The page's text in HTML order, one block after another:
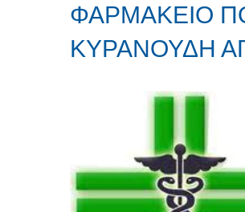
ΦΑΡΜΑΚΕΙΟ
ΚΥΡΑΝΟΥΔΗ